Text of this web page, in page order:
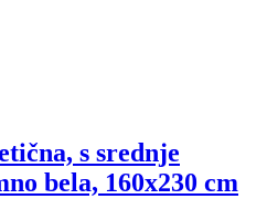
s srednje
bela, 160x230 cm